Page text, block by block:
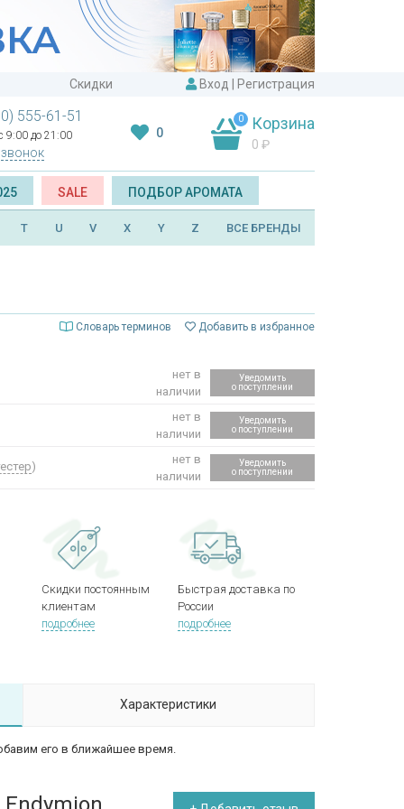
Скидки Вход Регистрация
555-61-51
9:00 до 21:00 0
0 Корзина
0 ₽
SALE ПОДБОР АРОМАТА
T U V X Y Z ВСЕ БРЕНДЫ
Словарь терминов Добавить в избранное
нет в
наличии
Уведомить
о поступлении
нет в
наличии
Уведомить
о поступлении
)
нет в
наличии
Уведомить
о поступлении
Скидки постоянным
клиентам
подробнее
Быстрая доставка по
России
подробнее
Характеристики
его в ближайшее время.